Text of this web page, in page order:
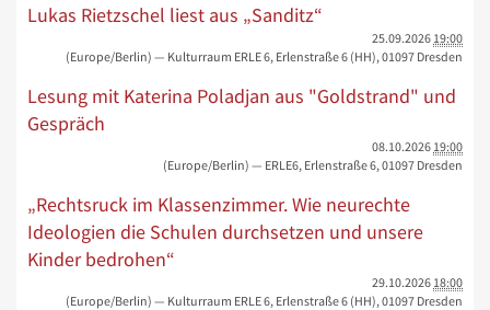
Lukas Rietzschel liest aus „Sanditz“
25.09.2026 19:00
(Europe/Berlin) — Kulturraum ERLE 6, Erlenstraße 6 (HH), 01097 Dresden
Lesung mit Katerina Poladjan aus "Goldstrand" und
Gespräch
08.10.2026 19:00
(Europe/Berlin) — ERLE6, Erlenstraße 6, 01097 Dresden
„Rechtsruck im Klassenzimmer. Wie neurechte
Ideologien die Schulen durchsetzen und unsere
Kinder bedrohen“
29.10.2026 18:00
(Europe/Berlin) — Kulturraum ERLE 6, Erlenstraße 6 (HH), 01097 Dresden